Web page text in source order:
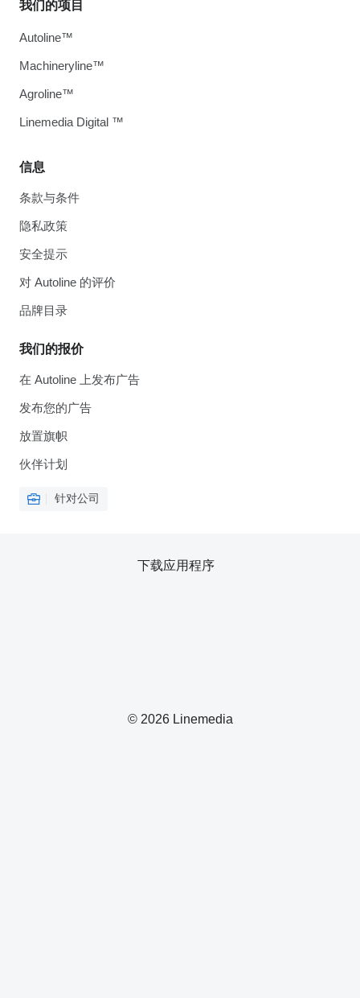
信息
条款与条件
隐私政策
安全提示
对 Autoline 的评价
品牌目录
我们的报价
在 Autoline 上发布广告
发布您的广告
放置旗帜
伙伴计划
针对公司
我们的项目
Autoline™
Machineryline™
Agroline™
Linemedia Digital ™
© 2026 Linemedia
下载应用程序